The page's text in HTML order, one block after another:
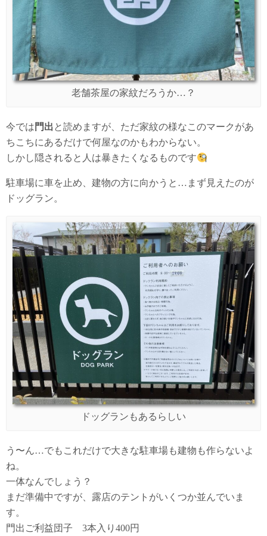
老舗茶屋の家紋だろうか…？
今では 門出と読めますが、ただ家紋の様なこのマークがあ
ちこちにあるだけで何屋なのかもわからない。
しかし隠されると人は暴きたくなるものです
駐車場に車を止め、建物の方に向かうと…まず見えたのが
ドッグラン。
ドッグランもあるらしい
う〜ん…でもこれだけで大きな駐車場も建物も作らないよ
ね。
一体なんでしょう？
まだ準備中ですが、露店のテントがいくつか並んでいま
す。
門出ご利益団子 3本入り400円